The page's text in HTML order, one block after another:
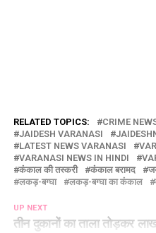
RELATED TOPICS: CRIME
JAIDESH VARANASI
LATEST NEWS VARANASI
VARANASI NEWS IN HINDI
कंकाल की तस्करी
कंकाल बरामद
लकड़-बग्घा
लकड़-बग्घा का कंकाल
UP NEXT
तीन दुकानों का ताला तोड़कर